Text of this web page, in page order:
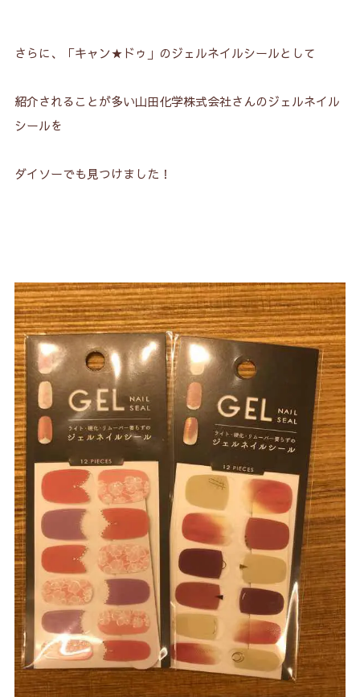
さらに、「キャン★ドゥ」のジェルネイルシールとして
紹介されることが多い山田化学株式会社さんのジェルネイル
シールを
ダイソーでも見つけました！